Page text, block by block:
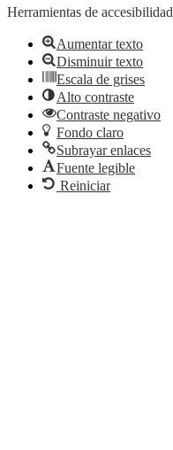
Herramientas de accesibilidad
Aumentar texto
Disminuir texto
Escala de grises
Alto contraste
Contraste negativo
Fondo claro
Subrayar enlaces
Fuente legible
Reiniciar